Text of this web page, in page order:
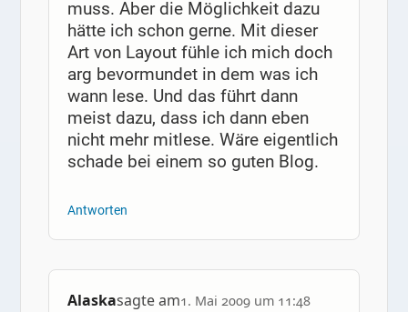
muss. Aber die Möglichkeit dazu
hätte ich schon gerne. Mit dieser
Art von Layout fühle ich mich doch
arg bevormundet in dem was ich
wann lese. Und das führt dann
meist dazu, dass ich dann eben
nicht mehr mitlese. Wäre eigentlich
schade bei einem so guten Blog.
Antworten
Alaskasagte am1. Mai 2009 um 11:48